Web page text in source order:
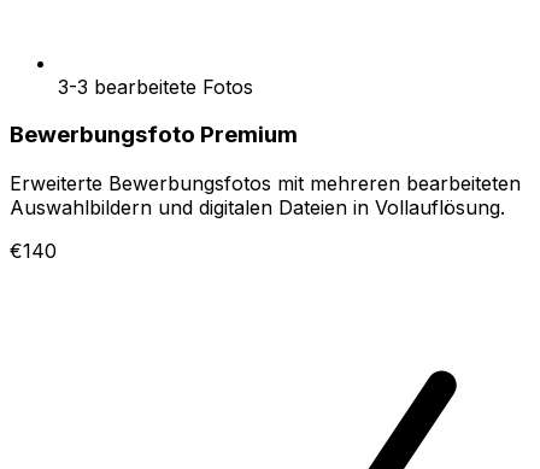
3-3 bearbeitete Fotos
Bewerbungsfoto Premium
Erweiterte Bewerbungsfotos mit mehreren bearbeiteten
Auswahlbildern und digitalen Dateien in Vollauflösung.
€140